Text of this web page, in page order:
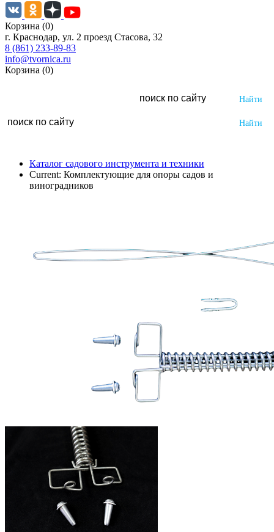
Корзина (0)
г. Краснодар, ул. 2 проезд Стасова, 32
8 (861) 233-89-83
info@tvornica.ru
Корзина (0)
Каталог садового инструмента и техники
Current: Комплектующие для опоры садов и
виноградников